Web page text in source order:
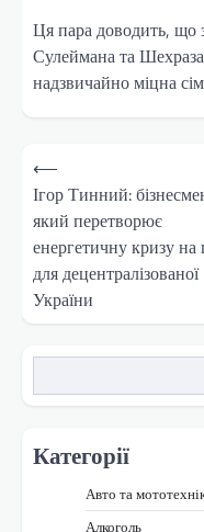
Ця пара доводить, що
Сулеймана та
надзвичайно міцна
Навігація
записів
⟵
Ігор Тинний:
який перетворює
енергетичну кризу
для децентралізованої
України
Категорії
Авто та
Алкоголь